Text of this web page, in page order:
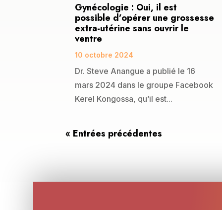
Gynécologie : Oui, il est
possible d’opérer une grossesse
extra-utérine sans ouvrir le
ventre
10 octobre 2024
Dr. Steve Anangue a publié le 16
mars 2024 dans le groupe Facebook
Kerel Kongossa, qu’il est...
« Entrées précédentes